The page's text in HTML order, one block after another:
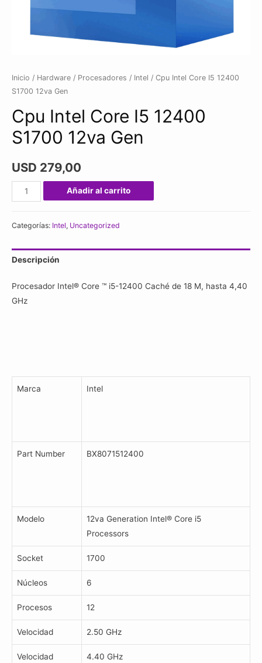
Inicio / Hardware / Procesadores / Intel / Cpu Intel Core I5 12400
S1700 12va Gen
Cpu Intel Core I5 12400
S1700 12va Gen
USD 279,00
Cpu
Intel
S1700
Gen
cantidad
Añadir al carrito
Categorías: Intel, Uncategorized
Descripción
Procesador Intel® Core ™ i5-12400 Caché de 18 M, hasta 4,40
GHz
Marca Intel
Part Number BX8071512400
Modelo
12va Generation Intel® Core i5
Processors
Socket 1700
Núcleos 6
Procesos 12
Velocidad 2.50 GHz
Velocidad
4.40 GHz